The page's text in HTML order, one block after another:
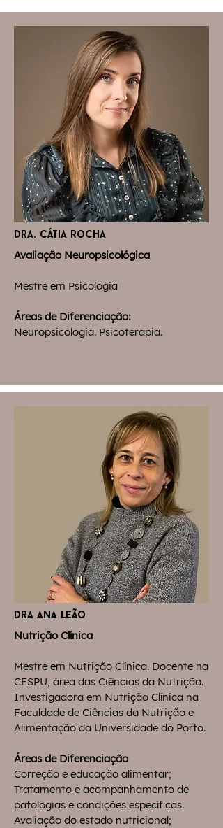
dra. cátia rocha
Avaliação Neuropsicológica
Mestre em Psicologia
Áreas de Diferenciação:
Neuropsicologia. Psicoterapia.
dra ana leão
Nutrição Clínica
Mestre em Nutrição Clínica. Docente na
CESPU, área das Ciências da Nutrição.
Investigadora em Nutrição Clínica na
Faculdade de Ciências da Nutrição e
Alimentação da Universidade do Porto.
Áreas de Diferenciação
Correção e educação alimentar;
Tratamento e acompanhamento de
patologias e condições específicas.
Avaliação do estado nutricional;